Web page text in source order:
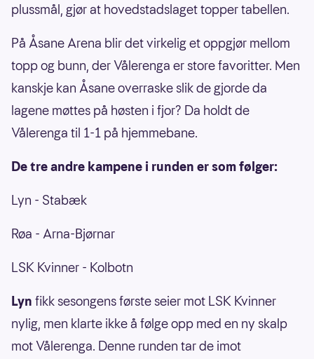
plussmål, gjør at hovedstadslaget topper tabellen.
På Åsane Arena blir det virkelig et oppgjør mellom
topp og bunn, der Vålerenga er store favoritter. Men
kanskje kan Åsane overraske slik de gjorde da
lagene møttes på høsten i fjor? Da holdt de
Vålerenga til 1-1 på hjemmebane.
De tre andre kampene i runden er som følger:
Lyn - Stabæk
Røa - Arna-Bjørnar
LSK Kvinner - Kolbotn
Lyn fikk sesongens første seier mot LSK Kvinner
nylig, men klarte ikke å følge opp med en ny skalp
mot Vålerenga. Denne runden tar de imot